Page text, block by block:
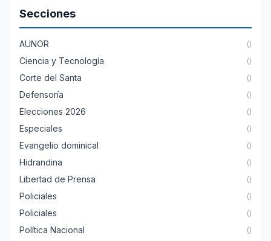
Secciones
AUNOR ()
Ciencia y Tecnología ()
Corte del Santa ()
Defensoría ()
Elecciones 2026 ()
Especiales ()
Evangelio dominical ()
Hidrandina ()
Libertad de Prensa ()
Policiales ()
Policiales ()
Política Nacional ()